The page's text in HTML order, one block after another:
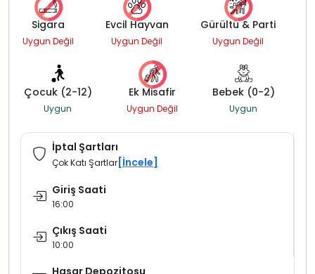
Sigara
Uygun Değil
Evcil Hayvan
Uygun Değil
Gürültü & Parti
Uygun Değil
Çocuk (2-12)
Uygun
Ek Misafir
Uygun Değil
Bebek (0-2)
Uygun
İptal Şartları
Çok Katı Şartlar [İncele]
Giriş Saati
16:00
Çıkış Saati
10:00